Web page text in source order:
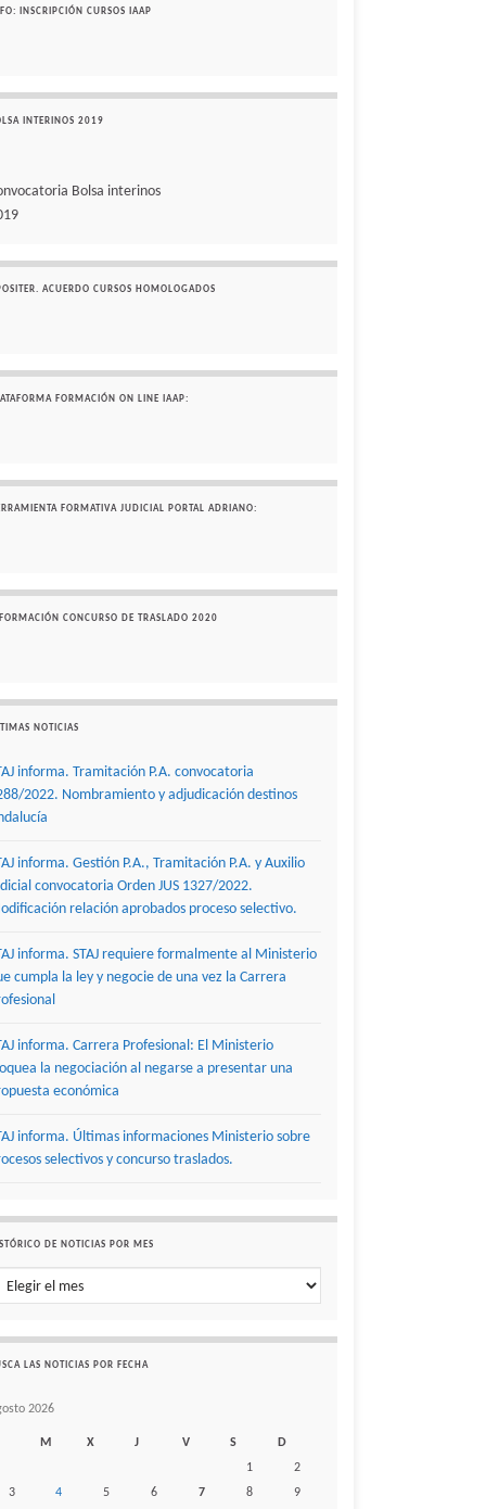
INSCRIPCIÓN CURSOS IAAP
INTERINOS 2019
Bolsa interinos
ACUERDO CURSOS HOMOLOGADOS
FORMACIÓN ON LINE IAAP:
FORMATIVA JUDICIAL PORTAL ADRIANO:
CONCURSO DE TRASLADO 2020
NOTICIAS
informa. Tramitación P.A. convocatoria
2022. Nombramiento y adjudicación destinos
informa. Gestión P.A., Tramitación P.A. y Auxilio
convocatoria Orden JUS 1327/2022.
relación aprobados proceso selectivo.
informa. STAJ requiere formalmente al Ministerio
cumpla la ley y negocie de una vez la Carrera
informa. Carrera Profesional: El Ministerio
la negociación al negarse a presentar una
económica
informa. Últimas informaciones Ministerio sobre
selectivos y concurso traslados.
DE NOTICIAS POR MES
de noticias por mes
LAS NOTICIAS POR FECHA
2026
M X J V S
D
1
2
3
4 5 6 7 8
9